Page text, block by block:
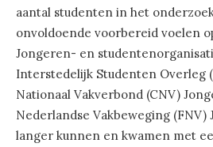
aantal studenten in het
onvoldoende voorbereid voelen
Jongeren- en
Interstedelijk Studenten Overleg
Nationaal Vakverbond (CNV)
Nederlandse Vakbeweging (FNV)
langer kunnen en kwamen met